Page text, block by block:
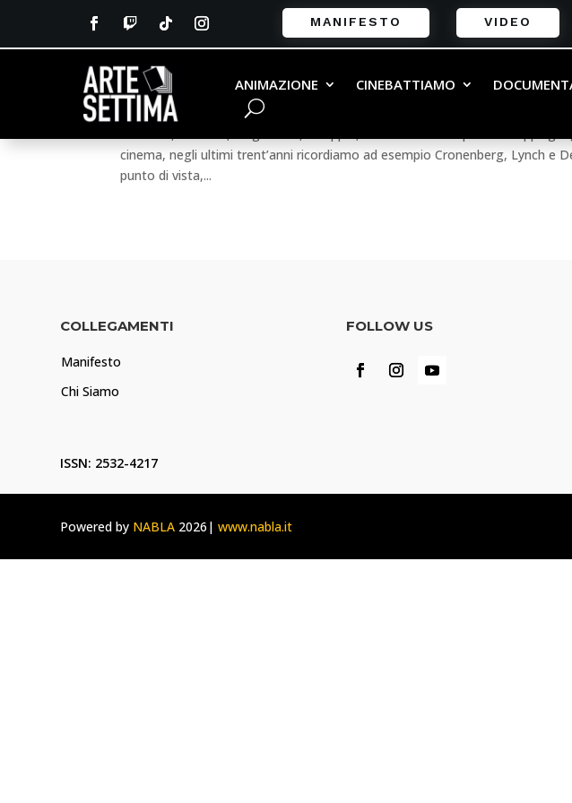
MANIFESTO VIDEO
ANIMAZIONE CINEBATTIAMO
The Prestige – Nolan e il Doppio
daAndrea Sciannimanico|Lug 3, 2018 |AUTORƏ ,Cinebattiamo ,NOLAN:
cinema, negli ultimi trent’anni ricordiamo ad esempio Cronenberg, Lynch e
punto di vista,...
COLLEGAMENTI
Manifesto
Chi Siamo
ISSN: 2532-4217
FOLLOW US
Powered by NABLA 2026|www.nabla.it